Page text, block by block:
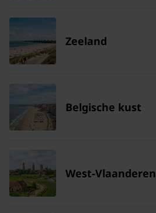
Zeeland
Belgische kust
West-Vlaanderen